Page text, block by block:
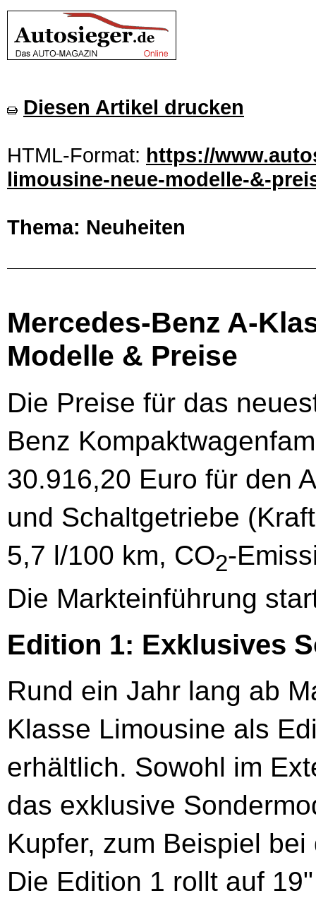
Diesen Artikel drucken
HTML-Format: https://
limousine-neue-modelle-&-
Thema: Neuheiten
Mercedes-Benz A-
Modelle & Preise
Die Preise für das
Benz
30.916,20 Euro für den
und Schaltgetriebe
5,7 l/100 km, CO2-
Die Markteinführung
Edition 1: Exklusives
Rund ein Jahr lang ab
Klasse Limousine als
erhältlich. Sowohl im
das exklusive
Kupfer, zum Beispiel
Die Edition 1 rollt auf